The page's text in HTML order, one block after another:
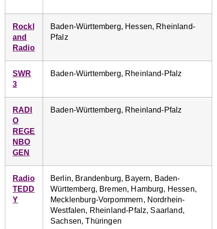
Rockl
and
Radio
Baden-Württemberg, Hessen, Rheinland-
Pfalz
SWR
3
Baden-Württemberg, Rheinland-Pfalz
RADI
O
REGE
NBO
GEN
Baden-Württemberg, Rheinland-Pfalz
Radio
TEDD
Y
Berlin, Brandenburg, Bayern, Baden-
Württemberg, Bremen, Hamburg, Hessen,
Mecklenburg-Vorpommern, Nordrhein-
Westfalen, Rheinland-Pfalz, Saarland,
Sachsen, Thüringen